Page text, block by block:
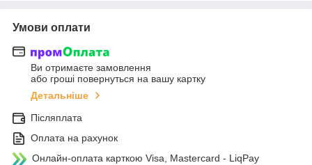
Умови оплати
Ви отримаєте замовлення
або гроші повернуться на вашу картку
Детальніше
Післяплата
Оплата на рахунок
Онлайн-оплата карткою Visa, Mastercard - LiqPay